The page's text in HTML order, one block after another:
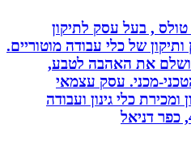
, בעל עסק לתיקון
של כלי עבודה מוטוריים.
את האהבה לטבע,
מכני. עסק עצמאי
כלי גינון ועבודה